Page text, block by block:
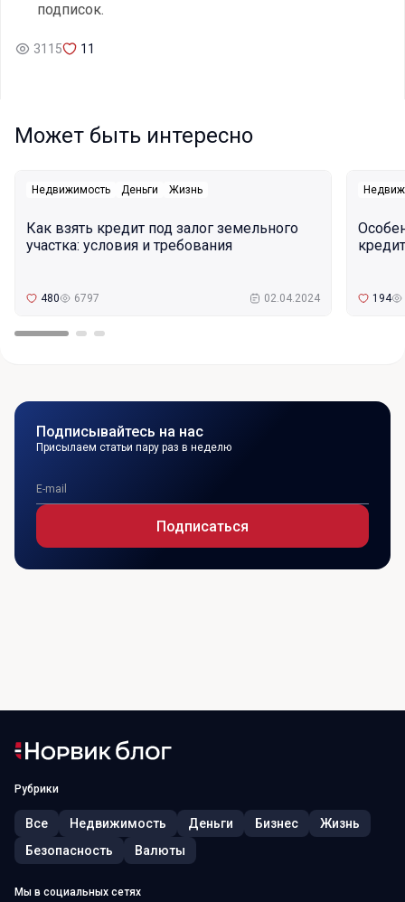
подписок.
3115 11
Может быть интересно
Недвижимость Деньги Жизнь
Как взять кредит под залог земельного
участка: условия и требования
480 6797 02.04.2024 194
Подписывайтесь на нас
Присылаем статьи пару раз в неделю
Подписаться
Рубрики
Все Недвижимость Деньги Бизнес
Жизнь
Безопасность
Валюты
Мы в социальных сетях